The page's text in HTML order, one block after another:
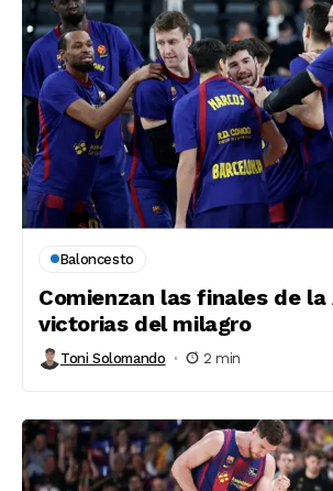
Baloncesto
Comienzan las finales de la
victorias del milagro
Toni Solomando 2 min